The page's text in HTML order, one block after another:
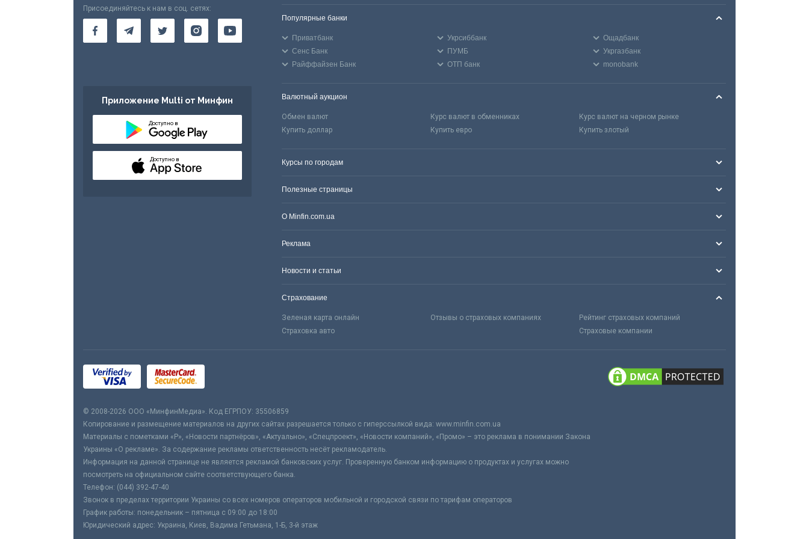
Присоединяйтесь к нам в соц. сетях:
Приложение Multi от Минфин
Доступно в
Доступно в
Популярные банки
Приватбанк Укрсиббанк
Ощадбанк
Сенс Банк
ПУМБ
Укргазбанк
Райффайзен Банк
ОТП банк monobank
Валютный аукцион
Обмен валют Курс валют в обменниках
Курс валют на черном рынке
Купить доллар
Купить евро Купить злотый
Курсы по городам
Полезные страницы
О Minfin.com.ua
Реклама
Новости и статьи
Страхование
Зеленая карта онлайн Отзывы о страховых компаниях
Рейтинг страховых компаний
Страховка авто
Страховые компании
© 2008-2026 ООО «МинфинМедиа». Код ЕГРПОУ: 35506859
Копирование и размещение материалов на других сайтах разрешается только с гиперссылкой вида: www.minfin.com.ua
Материалы с пометками «Р», «Новости партнёров», «Актуально», «Спецпроект», «Новости компаний», «Промо» – это реклама в понимании Закона
Украины «О рекламе». За содержание рекламы ответственность несёт рекламодатель.
Информация на данной странице не является рекламой банковских услуг. Проверенную банком информацию о продуктах и услугах можно
посмотреть на официальном сайте соответствующего банка.
Телефон: (044) 392-47-40
Звонок в пределах территории Украины со всех номеров операторов мобильной и городской связи по тарифам операторов
График работы: понедельник – пятница с 09:00 до 18:00
Юридический адрес: Украина, Киев, Вадима Гетьмана, 1-Б, 3-й этаж